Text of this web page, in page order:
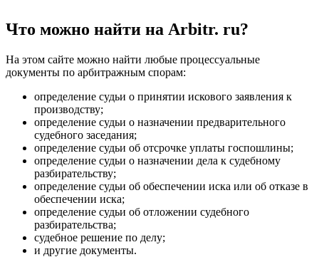
Что можно найти на Arbitr. ru?
На этом сайте можно найти любые процессуальные
документы по арбитражным спорам:
определение судьи о принятии искового заявления к
производству;
определение судьи о назначении предварительного
судебного заседания;
определение судьи об отсрочке уплаты госпошлины;
определение судьи о назначении дела к судебному
разбирательству;
определение судьи об обеспечении иска или об отказе в
обеспечении иска;
определение судьи об отложении судебного
разбирательства;
судебное решение по делу;
и другие документы.